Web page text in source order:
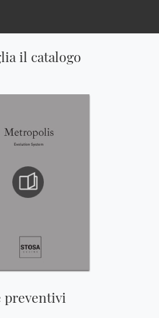
il catalogo
preventivi